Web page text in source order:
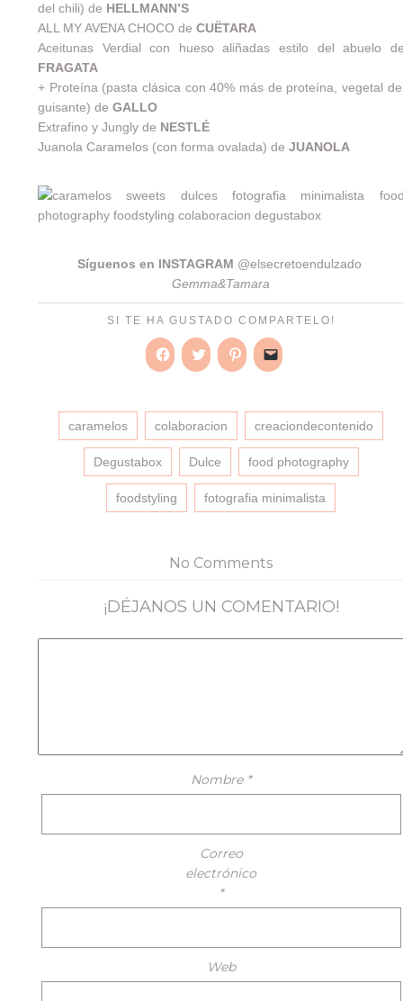
del chili) de HELLMANN’S
ALL MY AVENA CHOCO de CUËTARA
Aceitunas Verdial con hueso aliñadas estilo del abuelo
FRAGATA
+ Proteína (pasta clásica con 40% más de proteína, vegetal
guisante) de GALLO
Extrafino y Jungly de NESTLÉ
Juanola Caramelos (con forma ovalada) de JUANOLA
Síguenos en INSTAGRAM @elsecretoendulzado
Gemma&Tamara
SI TE HA GUSTADO COMPARTELO!
Haz
en
Facebook
(Se
abre
en
una
ventana
nueva)
Haz
en
Twitter
(Se
abre
en
una
ventana
nueva)
Haz
en
Pinterest
(Se
abre
una
ventana
nueva)
Haz
un
enlace
por
correo
electrónico
a
un
amigo
(Se
nueva)
caramelos colaboracion creaciondecontenido
Degustabox Dulce food photography
foodstyling fotografia minimalista
No Comments
¡DÉJANOS UN COMENTARIO!
Nombre *
Correo
electrónico
*
Web